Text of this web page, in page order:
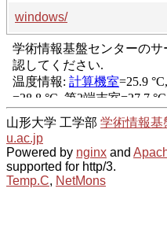
windows/
山形大学 工学部 学術情報基
u.ac.jp
Powered by nginx and
supported for http/3.
Temp.C, NetMons